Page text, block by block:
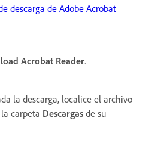
descarga de Adobe Acrobat
Acrobat Reader.
la descarga, localice el archivo
carpeta Descargas de su